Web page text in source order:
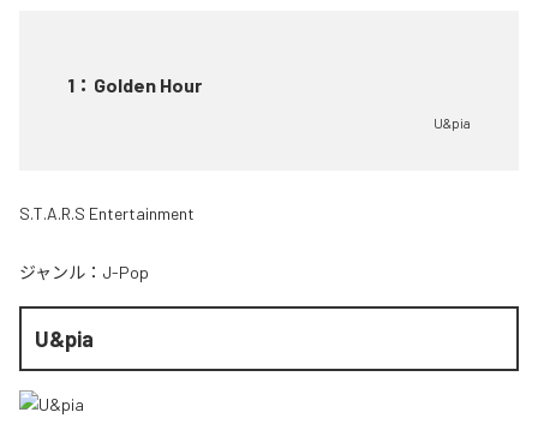
1 ： Golden Hour
U&pia
S.T.A.R.S Entertainment
ジャンル： J-Pop
U&pia